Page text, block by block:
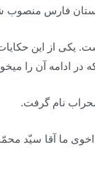
فارس منصوب
یکی از این
ادامه آن را
اخوی ما آقا سیّد